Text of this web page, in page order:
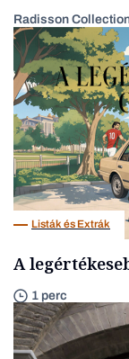
Radisson
Listák és Extrák
A
1 perc